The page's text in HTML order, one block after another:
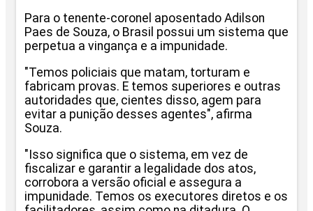
Para o tenente-coronel aposentado Adilson
Paes de Souza, o Brasil possui um sistema que
perpetua a vingança e a impunidade.
"Temos policiais que matam, torturam e
fabricam provas. E temos superiores e outras
autoridades que, cientes disso, agem para
evitar a punição desses agentes", afirma
Souza.
"Isso significa que o sistema, em vez de
fiscalizar e garantir a legalidade dos atos,
corrobora a versão oficial e assegura a
impunidade. Temos os executores diretos e os